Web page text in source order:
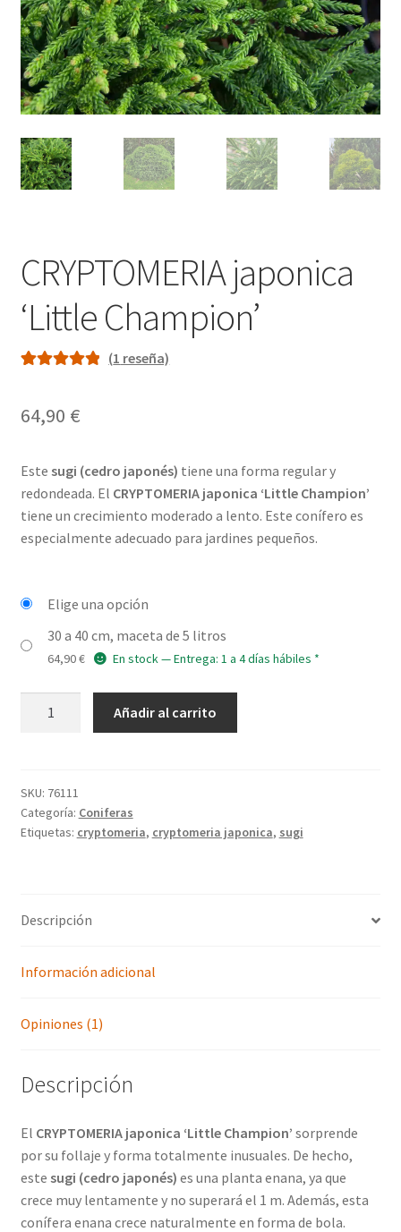
CRYPTOMERIA japonica
‘Little Champion’
base a
un cliente
(1 reseña)
64,90 €
Este sugi (cedro japonés) tiene una forma regular y
redondeada. El CRYPTOMERIA japonica ‘Little Champion’
tiene un crecimiento moderado a lento. Este conífero es
especialmente adecuado para jardines pequeños.
Elige una opción
30 a 40 cm, maceta de 5 litros
64,90€ En stock — Entrega: 1 a 4 días hábiles *
cantidad
Añadir al carrito
SKU: 76111
Categoría: Coniferas
Etiquetas: cryptomeria, cryptomeria japonica, sugi
Descripción
Información adicional
Opiniones (1)
Descripción
El CRYPTOMERIA japonica ‘Little Champion’ sorprende
por su follaje y forma totalmente inusuales. De hecho,
este sugi (cedro japonés) es una planta enana, ya que
crece muy lentamente y no superará el 1 m. Además, esta
conífera enana crece naturalmente en forma de bola.